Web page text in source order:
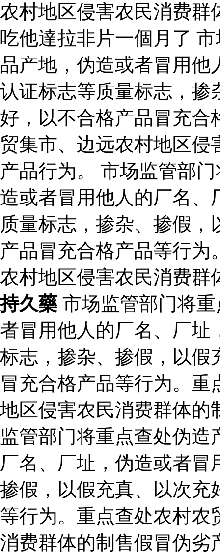
农村地区侵害农民消费群
吃他達拉非片一個月了
品产地，伪造或者冒用
认证标志等质量标志，掺
好，以不合格产品冒充合
贸集市、边远农村地区
产品行为。 市场监管部
造或者冒用他人的厂名、
质量标志，掺杂、掺假
产品冒充合格产品等行
农村地区侵害农民消费群
持久藥 市场监管部门将
者冒用他人的厂名、厂址
标志，掺杂、掺假，以假
冒充合格产品等行为。
地区侵害农民消费群体的
监管部门将重点查处伪
厂名、厂址，伪造或者
掺假，以假充真、以次充
等行为。重点查处农村农
消费群体的制售假冒伪劣